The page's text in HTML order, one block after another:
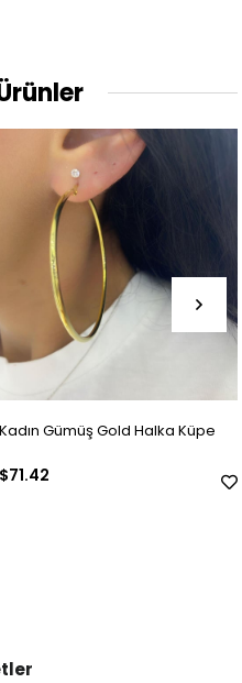
Gold Halka Küpe
Kadın
$42.01